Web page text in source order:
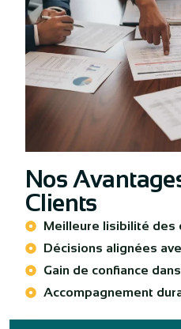
Nos
Clients
Meilleure lisibilité des
Décisions alignées
Gain de confiance
Accompagnement